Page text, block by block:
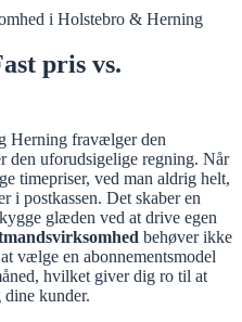
pris vs.
Herning fravælger den
den uforudsigelige regning. Når
timepriser, ved man aldrig helt,
i postkassen. Det skaber en
glæden ved at drive egen
behøver ikke
vælge en abonnementsmodel
hvilket giver dig ro til at
kunder.